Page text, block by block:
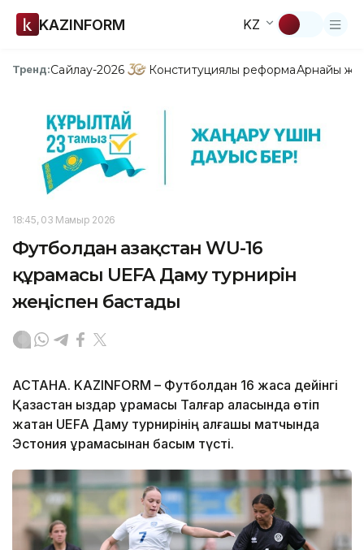
KAZINFORM KZ
Тренд:Сайлау-2026 Конституциялық реформаАрнайы
18:45, 03 Мамыр 2026
Футболдан Қазақстан WU-16
құрамасы UEFA Даму турнирін
жеңіспен бастады
АСТАНА. KAZINFORM – Футболдан 16 жасқа дейінгі
Қазақстан қыздар құрамасы Талғар қаласында өтіп
жатқан UEFA Даму турнирінің алғашқы матчында
Эстония құрамасынан басым түсті.